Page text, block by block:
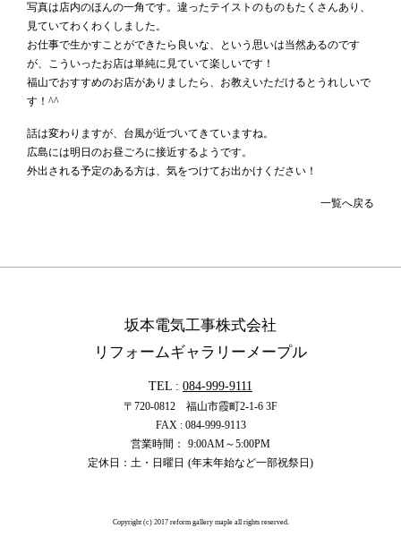
写真は店内のほんの一角です。違ったテイストのものもたくさんあり、
見ていてわくわくしました。
お仕事で生かすことができたら良いな、という思いは当然あるのです
が、こういったお店は単純に見ていて楽しいです！
福山でおすすめのお店がありましたら、お教えいただけるとうれしいで
す！^^
話は変わりますが、台風が近づいてきていますね。
広島には明日のお昼ごろに接近するようです。
外出される予定のある方は、気をつけてお出かけください！
一覧へ戻る
坂本電気工事株式会社
リフォームギャラリーメープル
TEL : 084-999-9111
〒720-0812 福山市霞町2-1-6 3F
FAX : 084-999-9113
営業時間：
9:00AM～5:00PM
定休日：土・日曜日 (年末年始など一部祝祭日)
Copyright (c) 2017 reform gallery maple all rights reserved.